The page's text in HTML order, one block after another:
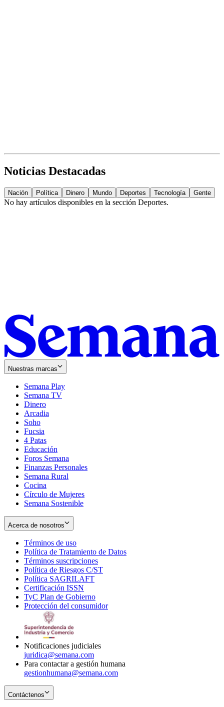
Noticias Destacadas
Nación Política Dinero Mundo Deportes Tecnología Gente
No hay artículos disponibles en la sección Deportes.
Nuestras marcas
Semana Play
Semana TV
Dinero
Arcadia
Soho
in
new
window
Fucsia
in
new
window
4 Patas
Educación
Foros Semana
Finanzas Personales
Semana Rural
Cocina
Círculo de Mujeres
Semana Sostenible
Acerca de nosotros
Términos de uso
in
new
window
Política de Tratamiento de Datos
Términos suscripciones
in
Política de Riesgos C/ST
Política SAGRILAFT
new
window
Certificación ISSN
in
new
TyC Plan de Gobierno
in
Protección del consumidorOpens
Notificaciones judiciales
juridica@semana.com
Para contactar a gestión humana
gestionhumana@semana.com
Contáctenos